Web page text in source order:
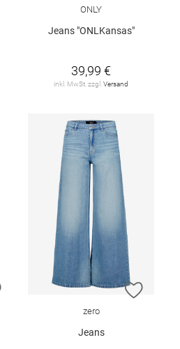
ONLY
Jeans "ONLKansas"
39,99 €
inkl. MwSt. zzgl.Versand
ZUR WUNSCHLISTE HINZUFÜGEN
ZUR
zero
Jeans